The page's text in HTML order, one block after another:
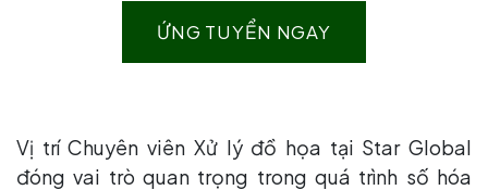
ỨNG TUYỂN NGAY
Vị trí Chuyên viên Xử lý đồ họa tại Star Global
đóng vai trò quan trọng trong quá trình số hóa